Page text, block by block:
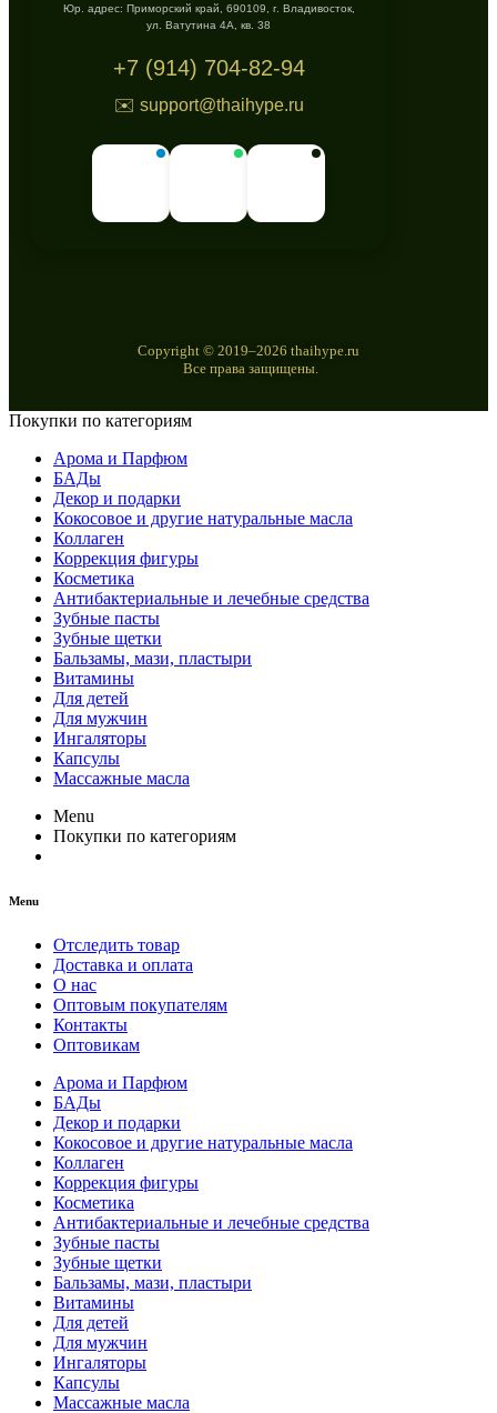
Юр. адрес: Приморский край, 690109, г. Владивосток,
ул. Ватутина 4А, кв. 38
+7 (914) 704-82-94
✉️ support@thaihype.ru
Copyright © 2019–2026 thaihype.ru
Все права защищены.
Покупки по категориям
Арома и Парфюм
БАДы
Декор и подарки
Кокосовое и другие натуральные масла
Коллаген
Коррекция фигуры
Косметика
Антибактериальные и лечебные средства
Зубные пасты
Зубные щетки
Бальзамы, мази, пластыри
Витамины
Для детей
Для мужчин
Ингаляторы
Капсулы
Массажные масла
Menu
Покупки по категориям
Menu
Отследить товар
Доставка и оплата
О нас
Оптовым покупателям
Контакты
Оптовикам
Арома и Парфюм
БАДы
Декор и подарки
Кокосовое и другие натуральные масла
Коллаген
Коррекция фигуры
Косметика
Антибактериальные и лечебные средства
Зубные пасты
Зубные щетки
Бальзамы, мази, пластыри
Витамины
Для детей
Для мужчин
Ингаляторы
Капсулы
Массажные масла